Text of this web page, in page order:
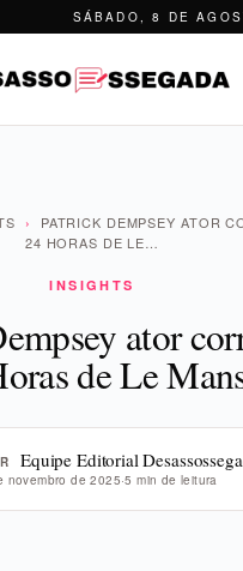
SÁBADO, 8 DE
›
PATRICK DEMPSEY ATOR
24 HORAS DE LE…
INSIGHTS
ator
de Le
Equipe Editorial
novembro de 2025·5 min de leitura